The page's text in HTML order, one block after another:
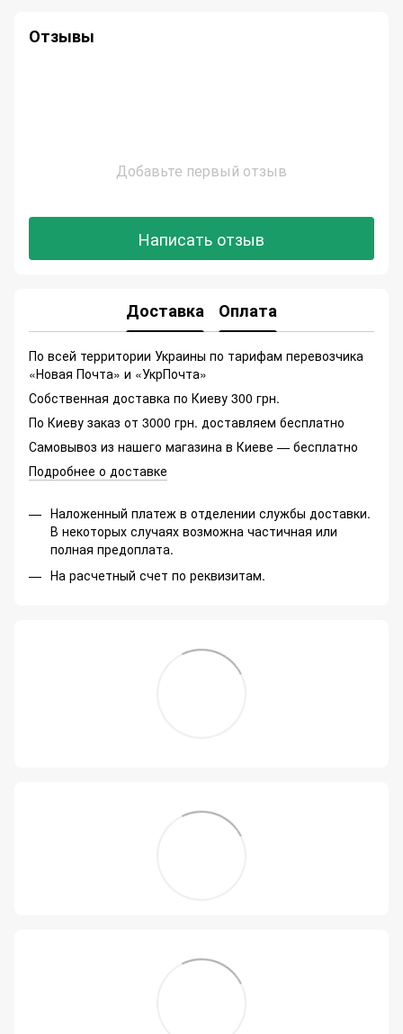
Отзывы
Добавьте первый отзыв
Написать отзыв
Доставка Оплата
По всей территории Украины по тарифам перевозчика
«Новая Почта» и «УкрПочта»
Собственная доставка по Киеву 300 грн.
По Киеву заказ от 3000 грн. доставляем бесплатно
Самовывоз из нашего магазина в Киеве — бесплатно
Подробнее о доставке
Наложенный платеж в отделении службы доставки.
В некоторых случаях возможна частичная или
полная предоплата.
На расчетный счет по реквизитам.